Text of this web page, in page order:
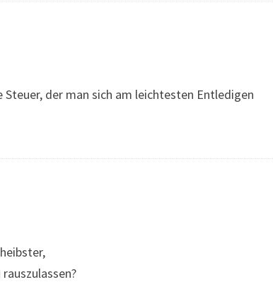
der man sich am leichtesten Entledigen